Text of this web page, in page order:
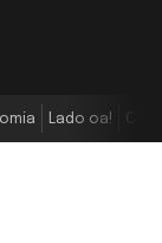
Lado oa!